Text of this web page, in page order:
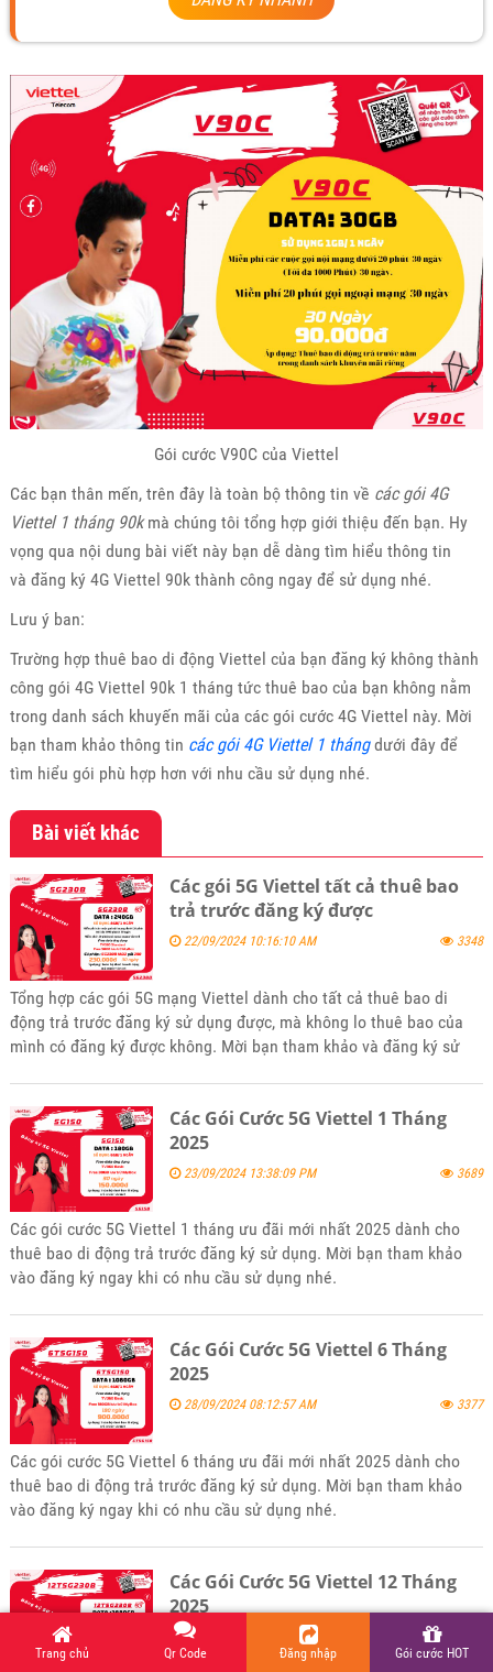
Gói cước V90C của Viettel
Các bạn thân mến, trên đây là toàn bộ thông tin về các gói 4G
Viettel 1 tháng 90kmà chúng tôi tổng hợp giới thiệu đến bạn. Hy
vọng qua nội dung bài viết này bạn dễ dàng tìm hiểu thông tin
và đăng ký 4G Viettel 90k thành công ngay để sử dụng nhé.
Lưu ý ban:
Trường hợp thuê bao di động Viettel của bạn đăng ký không thành
công gói 4G Viettel 90k 1 tháng tức thuê bao của bạn không nằm
trong danh sách khuyến mãi của các gói cước 4G Viettel này. Mời
bạn tham khảo thông tin các gói 4G Viettel 1 thángdưới đây để
tìm hiểu gói phù hợp hơn với nhu cầu sử dụng nhé.
Bài viết khác
Các gói 5G Viettel tất cả thuê bao
trả trước đăng ký được
22/09/2024 10:16:10 AM 3348
Tổng hợp các gói 5G mạng Viettel dành cho tất cả thuê bao di
động trả trước đăng ký sử dụng được, mà không lo thuê bao của
mình có đăng ký được không. Mời bạn tham khảo và đăng ký sử
Các Gói Cước 5G Viettel 1 Tháng
2025
23/09/2024 13:38:09 PM 3689
Các gói cước 5G Viettel 1 tháng ưu đãi mới nhất 2025 dành cho
thuê bao di động trả trước đăng ký sử dụng. Mời bạn tham khảo
vào đăng ký ngay khi có nhu cầu sử dụng nhé.
Các Gói Cước 5G Viettel 6 Tháng
2025
28/09/2024 08:12:57 AM 3377
Các gói cước 5G Viettel 6 tháng ưu đãi mới nhất 2025 dành cho
thuê bao di động trả trước đăng ký sử dụng. Mời bạn tham khảo
vào đăng ký ngay khi có nhu cầu sử dụng nhé.
Các Gói Cước 5G Viettel 12 Tháng
2025
30/09/2024 07:08:56 AM
Trang chủ
Qr Code Đăng nhập Gói cước HOT